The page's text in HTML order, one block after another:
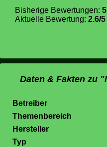
Bisherige Bewertungen: 5
Aktuelle Bewertung: 2.6/5
Daten & Fakten zu
Betreiber
Themenbereich
Hersteller
Typ